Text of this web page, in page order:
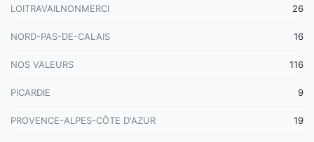
LOITRAVAILNONMERCI 26
NORD-PAS-DE-CALAIS 16
NOS VALEURS 116
PICARDIE 9
PROVENCE-ALPES-CÔTE D'AZUR 19